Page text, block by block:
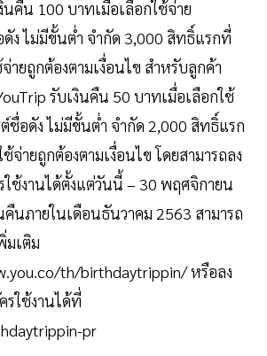
นคืน 100 บาทเมื่อเลือกใช้จ่าย
ง ไม่มีขั้นต่ำ จำกัด 3,000 สิทธิ์แรกที่
ายถูกต้องตามเงื่อนไข สำหรับลูกค้า
รับเงินคืน 50 บาทเมื่อเลือกใช้
ชื่อดัง ไม่มีขั้นต่ำ จำกัด 2,000 สิทธิ์แรก
จ่ายถูกต้องตามเงื่อนไข โดยสามารถลง
ช้งานได้ตั้งแต่วันนี้ – 30 พฤศจิกายน
นภายในเดือนธันวาคม 2563 สามารถ
มเติม
th/birthdaytrippin/ หรือลง
ใช้งานได้ที่
pr